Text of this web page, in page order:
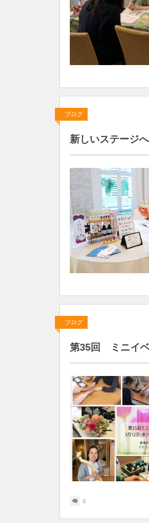
ブログ
新しいステージへ
ブログ
第35回 ミニイ
0